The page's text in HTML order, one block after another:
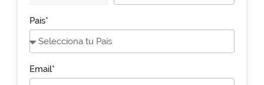
País*
Email*